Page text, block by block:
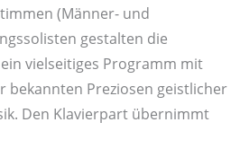
(Männer- und
gestalten die
vielseitiges Programm mit
bekannten Preziosen geistlicher
Den Klavierpart übernimmt